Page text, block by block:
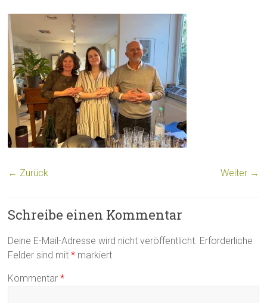
← Zurück Weiter →
Schreibe einen Kommentar
Deine E-Mail-Adresse wird nicht veröffentlicht. Erforderliche
Felder sind mit* markiert
Kommentar*